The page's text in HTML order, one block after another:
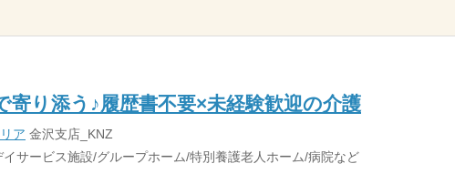
寄り添う♪履歴書不要×未経験歓迎の介護
ア 金沢支店_KNZ
サービス施設/グループホーム/特別養護老人ホーム/病院など